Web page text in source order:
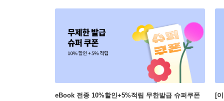
eBook 전종 10%할인+5%적립 무한발급 슈퍼쿠폰 [